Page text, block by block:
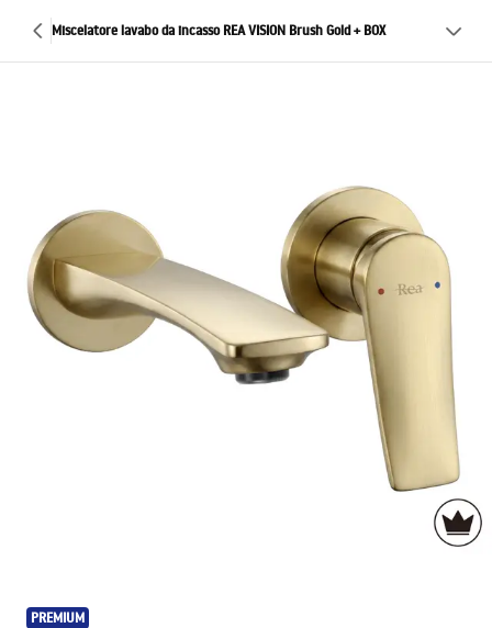
Miscelatore lavabo da incasso REA VISION Brush Gold + BOX
PREMIUM